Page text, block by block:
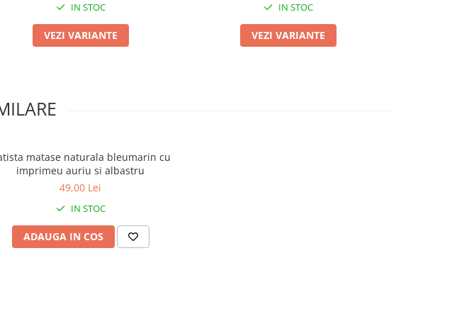
IN STOC
VEZI VARIANTE
IN STOC
VEZI VARIANTE
matase naturala bleumarin cu
imprimeu auriu si albastru
49,00 Lei
IN STOC
ADAUGA IN COS